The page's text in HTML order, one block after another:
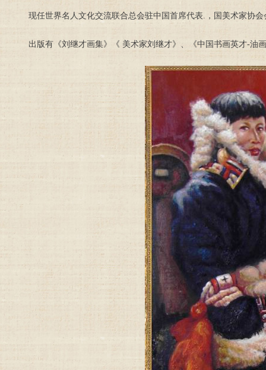
现任世界名人文化交流联合总会驻中国首席代表.，国美术家协会
出版有《刘继才画集》《 美术家刘继才》、《中国书画英才-油